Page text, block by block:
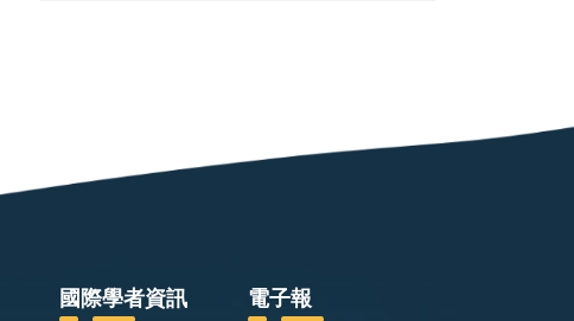
片
國際學者資訊 電子報